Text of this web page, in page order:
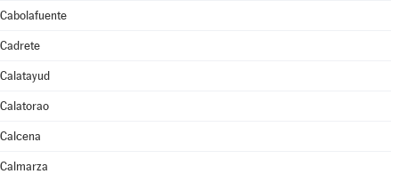
Cabolafuente
Cadrete
Calatayud
Calatorao
Calcena
Calmarza